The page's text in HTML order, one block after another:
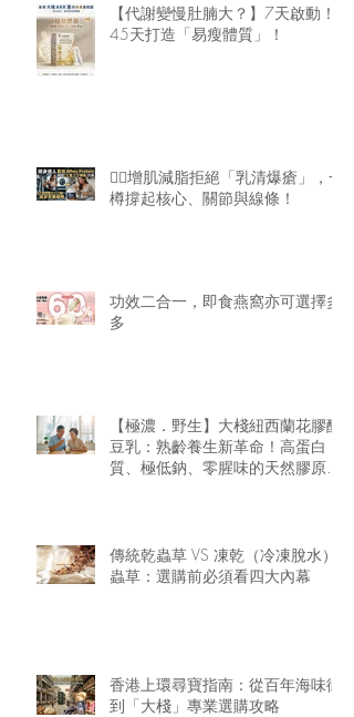
【代謝變慢肚腩大？】7天啟動！
45天打造「易瘦體質」！
🏋️‍♂️增肌減脂拒絕「乳清爆瘡」，一
樽撐起核心、關節與線條！
功效二合一，即食燕窩亦可選擇多
多
【極濃．野生】大棧紐西蘭花膠醇
豆乳：熟齡養生新革命！高蛋白
質、極低鈉、零腥味的天然膠原精
傳統乾蟲草 VS 凍乾（冷凍脫水）
蟲草：選購前必須看四大內幕
香港上環尋寶指南：從百年海味街
到「大棧」專業選購攻略